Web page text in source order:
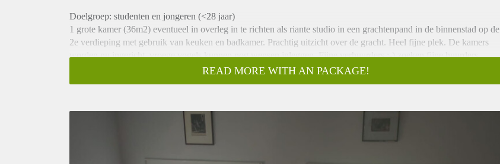
Doelgroep: studenten en jongeren (<28 jaar)
1 grote kamer (36m2) eventueel in overleg in te richten als riante studio in een grachtenpand in de binnenstad op de
2e verdieping met gebruik van keuken en badkamer. Prachtig uitzicht over de gracht. Heel fijne plek. De kamers
worden nu ingericht, vroege vogels kunnen nog wensen inleggen. Fijne verhuurders :-) zoeken fijne huurders.
READ MORE WITH AN PACKAGE!